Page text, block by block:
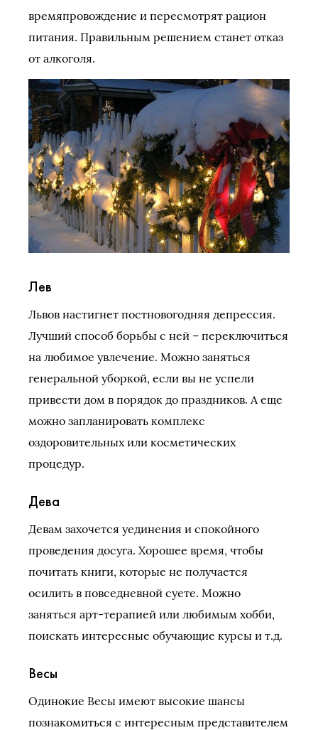
времяпровождение и пересмотрят рацион
питания. Правильным решением станет отказ
от алкоголя.
Лев
Львов настигнет постновогодняя депрессия.
Лучший способ борьбы с ней – переключиться
на любимое увлечение. Можно заняться
генеральной уборкой, если вы не успели
привести дом в порядок до праздников. А еще
можно запланировать комплекс
оздоровительных или косметических
процедур.
Дева
Девам захочется уединения и спокойного
проведения досуга. Хорошее время, чтобы
почитать книги, которые не получается
осилить в повседневной суете. Можно
заняться арт-терапией или любимым хобби,
поискать интересные обучающие курсы и т.д.
Весы
Одинокие Весы имеют высокие шансы
познакомиться с интересным представителем